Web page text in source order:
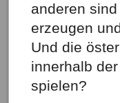
anderen
erzeugen
Und die
innerhalb
spielen?